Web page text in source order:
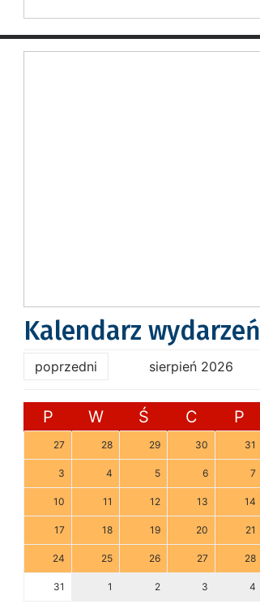
Kalendarz wydarzeń
poprzedni sierpień 2026
P W Ś C P
27 28 29 30 31
3 4 5 6 7
10 11 12 13 14
17 18 19 20 21
24 25 26 27 28
31 1 2 3 4